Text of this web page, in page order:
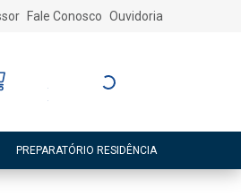
Fale Conosco Ouvidoria
Entre ou Cadastre-
PREPARATÓRIO RESIDÊNCIA